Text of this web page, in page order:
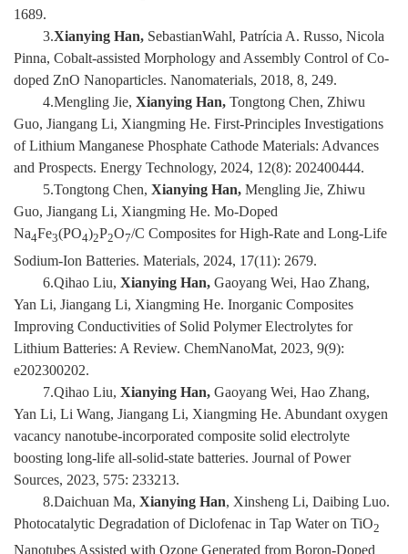
作
流
1689.
3.Xianying Han, SebastianWahl, Patrícia A. Russo, Nicola
Pinna, Cobalt-assisted Morphology and Assembly Control of Co-
doped ZnO Nanoparticles. Nanomaterials, 2018, 8, 249.
4.Mengling Jie, Xianying Han, Tongtong Chen, Zhiwu
Guo, Jiangang Li, Xiangming He. First-Principles Investigations
of Lithium Manganese Phosphate Cathode Materials: Advances
and Prospects. Energy Technology, 2024, 12(8): 202400444.
5.Tongtong Chen, Xianying Han, Mengling Jie, Zhiwu
Guo, Jiangang Li, Xiangming He. Mo-Doped
Na4Fe3(PO4)2P2O7/C Composites for High-Rate and Long-Life
Sodium-Ion Batteries. Materials, 2024, 17(11): 2679.
6.Qihao Liu, Xianying Han, Gaoyang Wei, Hao Zhang,
Yan Li, Jiangang Li, Xiangming He. Inorganic Composites
Improving Conductivities of Solid Polymer Electrolytes for
Lithium Batteries: A Review. ChemNanoMat, 2023, 9(9):
e202300202.
7.Qihao Liu, Xianying Han, Gaoyang Wei, Hao Zhang,
Yan Li, Li Wang, Jiangang Li, Xiangming He. Abundant oxygen
vacancy nanotube-incorporated composite solid electrolyte
boosting long-life all-solid-state batteries. Journal of Power
Sources, 2023, 575: 233213.
8.Daichuan Ma, Xianying Han, Xinsheng Li, Daibing Luo.
Photocatalytic Degradation of Diclofenac in Tap Water on TiO2
Nanotubes Assisted with Ozone Generated from Boron-Doped